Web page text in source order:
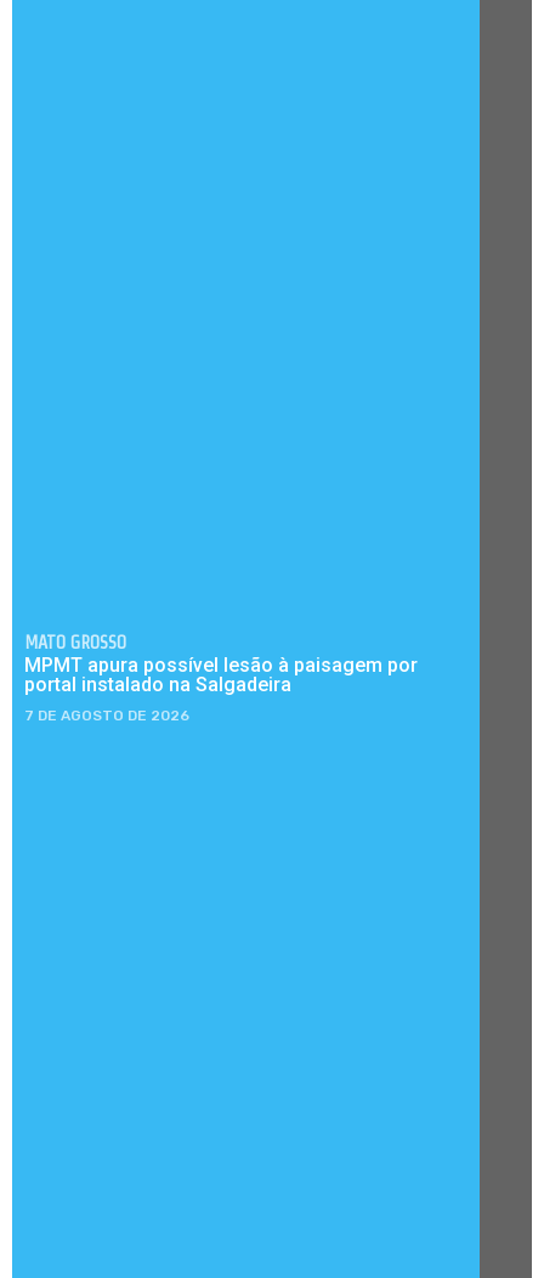
MATO GROSSO
MPMT apura possível lesão à paisagem por
portal instalado na Salgadeira
7 DE AGOSTO DE 2026